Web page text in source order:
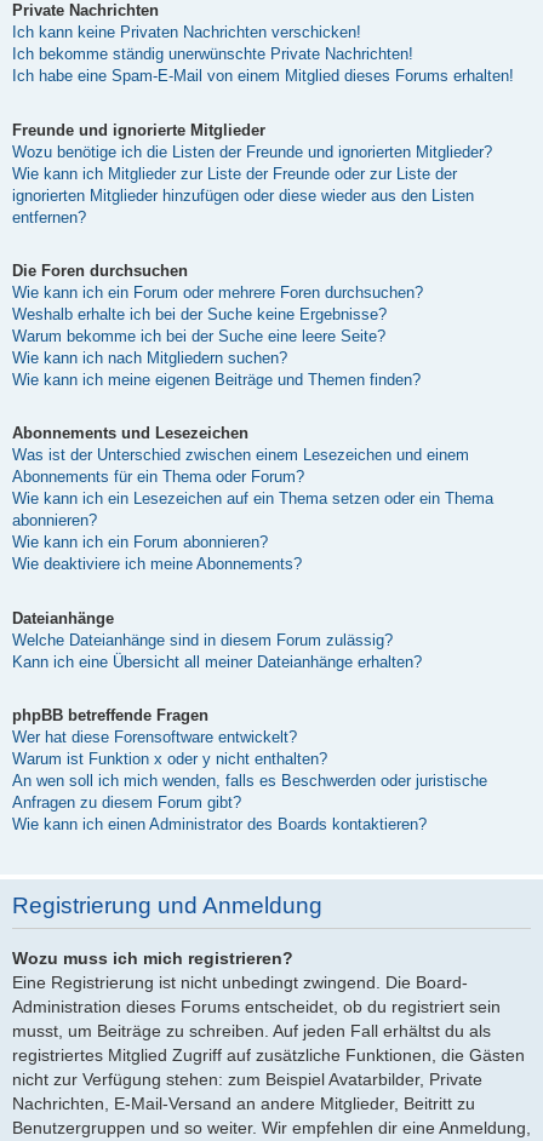
Private Nachrichten
Ich kann keine Privaten Nachrichten verschicken!
Ich bekomme ständig unerwünschte Private Nachrichten!
Ich habe eine Spam-E-Mail von einem Mitglied dieses Forums erhalten!
Freunde und ignorierte Mitglieder
Wozu benötige ich die Listen der Freunde und ignorierten Mitglieder?
Wie kann ich Mitglieder zur Liste der Freunde oder zur Liste der
ignorierten Mitglieder hinzufügen oder diese wieder aus den Listen
entfernen?
Die Foren durchsuchen
Wie kann ich ein Forum oder mehrere Foren durchsuchen?
Weshalb erhalte ich bei der Suche keine Ergebnisse?
Warum bekomme ich bei der Suche eine leere Seite?
Wie kann ich nach Mitgliedern suchen?
Wie kann ich meine eigenen Beiträge und Themen finden?
Abonnements und Lesezeichen
Was ist der Unterschied zwischen einem Lesezeichen und einem
Abonnements für ein Thema oder Forum?
Wie kann ich ein Lesezeichen auf ein Thema setzen oder ein Thema
abonnieren?
Wie kann ich ein Forum abonnieren?
Wie deaktiviere ich meine Abonnements?
Dateianhänge
Welche Dateianhänge sind in diesem Forum zulässig?
Kann ich eine Übersicht all meiner Dateianhänge erhalten?
phpBB betreffende Fragen
Wer hat diese Forensoftware entwickelt?
Warum ist Funktion x oder y nicht enthalten?
An wen soll ich mich wenden, falls es Beschwerden oder juristische
Anfragen zu diesem Forum gibt?
Wie kann ich einen Administrator des Boards kontaktieren?
Registrierung und Anmeldung
Wozu muss ich mich registrieren?
Eine Registrierung ist nicht unbedingt zwingend. Die Board-
Administration dieses Forums entscheidet, ob du registriert sein
musst, um Beiträge zu schreiben. Auf jeden Fall erhältst du als
registriertes Mitglied Zugriff auf zusätzliche Funktionen, die Gästen
nicht zur Verfügung stehen: zum Beispiel Avatarbilder, Private
Nachrichten, E-Mail-Versand an andere Mitglieder, Beitritt zu
Benutzergruppen und so weiter. Wir empfehlen dir eine Anmeldung,